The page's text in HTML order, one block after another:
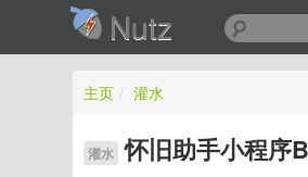
Nutz
主页 / 灌水
灌水 怀旧助手小程序